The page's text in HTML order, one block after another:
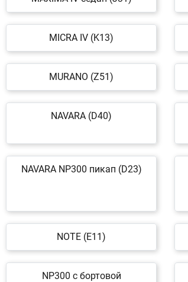
MICRA IV (K13)
MURANO (Z51)
NAVARA (D40)
NAVARA NP300 пикап (D23)
NOTE (E11)
NP300 c бортовой